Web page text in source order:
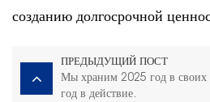
созданию долгосрочной
ПРЕДЫДУЩИЙ ПОСТ
Мы храним 2025 год в своих
год в действие.